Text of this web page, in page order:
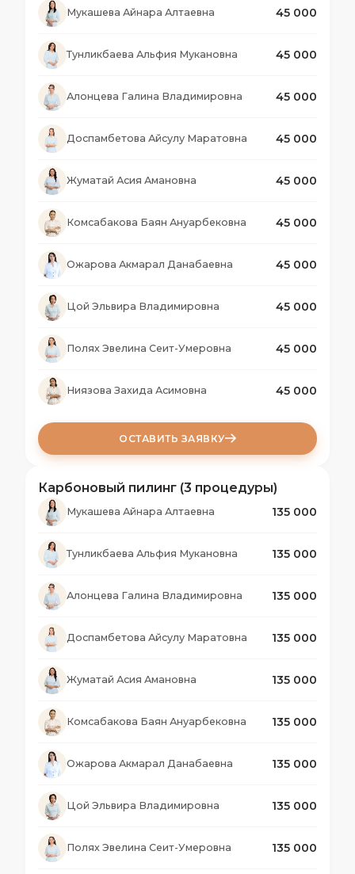
Мукашева Айнара Алтаевна 45 000
Тунликбаева Альфия Мукановна 45 000
Алонцева Галина Владимировна 45 000
Доспамбетова Айсулу Маратовна 45 000
Жуматай Асия Амановна 45 000
Комсабакова Баян Ануарбековна 45 000
Ожарова Акмарал Данабаевна 45 000
Цой Эльвира Владимировна 45 000
Полях Эвелина Сеит-Умеровна 45 000
Ниязова Захида Асимовна 45 000
ОСТАВИТЬ ЗАЯВКУ
Карбоновый пилинг (3 процедуры)
Мукашева Айнара Алтаевна 135 000
Тунликбаева Альфия Мукановна 135 000
Алонцева Галина Владимировна 135 000
Доспамбетова Айсулу Маратовна 135 000
Жуматай Асия Амановна 135 000
Комсабакова Баян Ануарбековна 135 000
Ожарова Акмарал Данабаевна 135 000
Цой Эльвира Владимировна 135 000
Полях Эвелина Сеит-Умеровна 135 000